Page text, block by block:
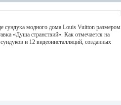
сундука модного дома Louis Vuitton размером
«Душа странствий». Как отмечается на
и 12 видеоинсталляций, созданных